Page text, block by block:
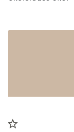
star_border